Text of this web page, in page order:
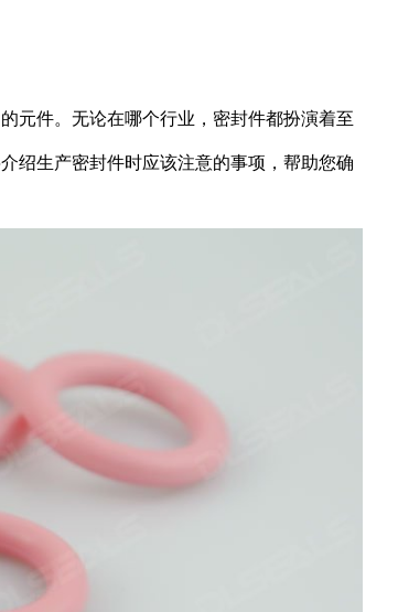
元件。无论在哪个行业，密封件都扮演着至
绍生产密封件时应该注意的事项，帮助您确